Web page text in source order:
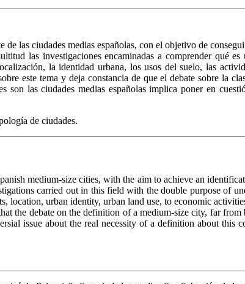
las ciudades medias españolas, con el objetivo de
las investigaciones encaminadas a comprender qué
la identidad urbana, los usos del suelo, las
este tema y deja constancia de que el debate sobre la
las ciudades medias españolas implica poner en
de ciudades.
medium-size cities, with the aim to achieve an
carried out in this field with the double purpose of
urban identity, urban land use, to economic
the debate on the definition of a medium-size city, far
issue about the real necessity of a definition about this